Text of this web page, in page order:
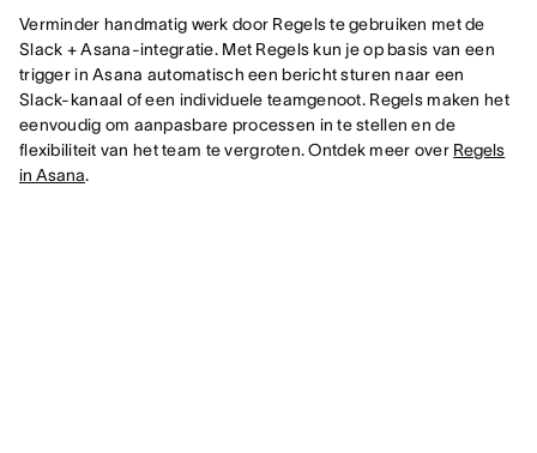
Verminder handmatig werk door Regels te gebruiken met de
Slack + Asana-integratie. Met Regels kun je op basis van een
trigger in Asana automatisch een bericht sturen naar een
Slack-kanaal of een individuele teamgenoot. Regels maken het
eenvoudig om aanpasbare processen in te stellen en de
flexibiliteit van het team te vergroten. Ontdek meer over Regels
in Asana.